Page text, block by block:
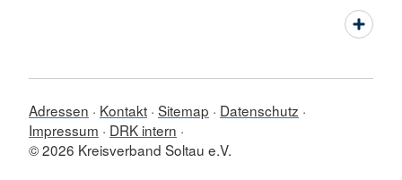
Adressen Kontakt Sitemap
Datenschutz
Impressum
DRK intern
© 2026 Kreisverband Soltau e.V.